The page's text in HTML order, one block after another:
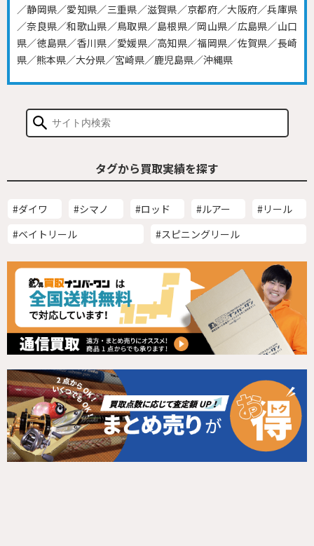
／静岡県／愛知県／三重県／滋賀県／京都府／大阪府／兵庫県
／奈良県／和歌山県／鳥取県／島根県／岡山県／広島県／山口
県／徳島県／香川県／愛媛県／高知県／福岡県／佐賀県／長崎
県／熊本県／大分県／宮崎県／鹿児島県／沖縄県
タグから買取実績を探す
#ダイワ #シマノ #ロッド #ルアー
#リール
#ベイトリール
#スピニングリール